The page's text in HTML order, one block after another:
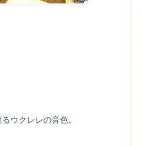
ウクレレの音色。